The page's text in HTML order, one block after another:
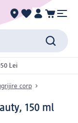
Lei
corp
150 ml